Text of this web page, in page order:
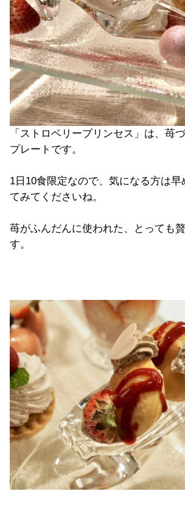
「ストロベリープリンセス」は、苺
プレートです。
1日10食限定なので、気になる方は早
てみてくださいね。
苺がふんだんに使われた、とっても
す。